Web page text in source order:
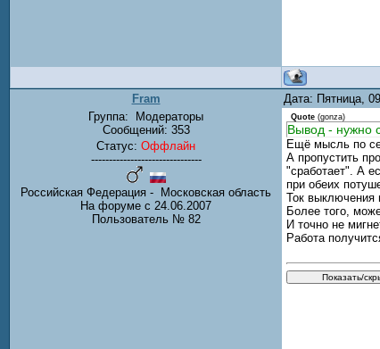
Fram Дата: Пятница,
Группа:
Модераторы
Сообщений: 353
Статус: Оффлайн
-------------------------------
Российская Федерация - Московская область
На форуме с 24.06.2007
Пользователь № 82
Quote (gonza)
Вывод - нужно
Ещё мысль по
А пропустить
"сработает". А
при обеих
Ток выключения
Более того,
И точно не
Работа